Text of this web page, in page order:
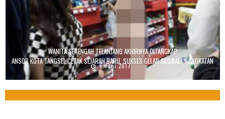
WANITA SETENGAH TELANJANG AKHIRNYA DITANGKAP
6 Juni 2017
ANSOR KOTA TANGSEL CETAK SEJARAH BARU, SUKSES GELAR SUSBALAN ANGKATAN
1